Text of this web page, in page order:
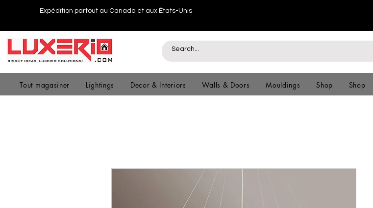
Expédition partout au Canada et aux États-Unis
Tout magasiner Lightings Decor & Interiors Walls & Doors Mouldings Shop Shop